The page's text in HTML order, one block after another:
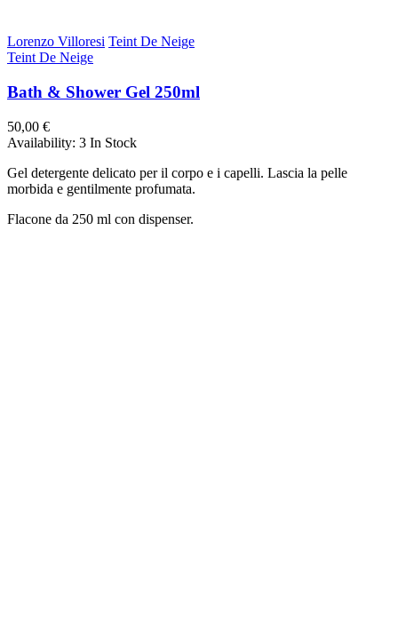
Lorenzo Villoresi Teint De Neige
Teint De Neige
Bath & Shower Gel 250ml
50,00 €
Availability: 3 In Stock
Gel detergente delicato per il corpo e i capelli. Lascia la pelle
morbida e gentilmente profumata.
Flacone da 250 ml con dispenser.